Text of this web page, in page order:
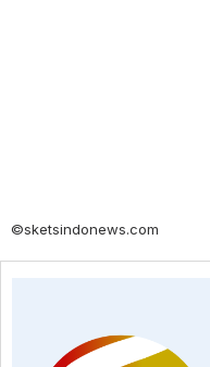
©sketsindonews.com